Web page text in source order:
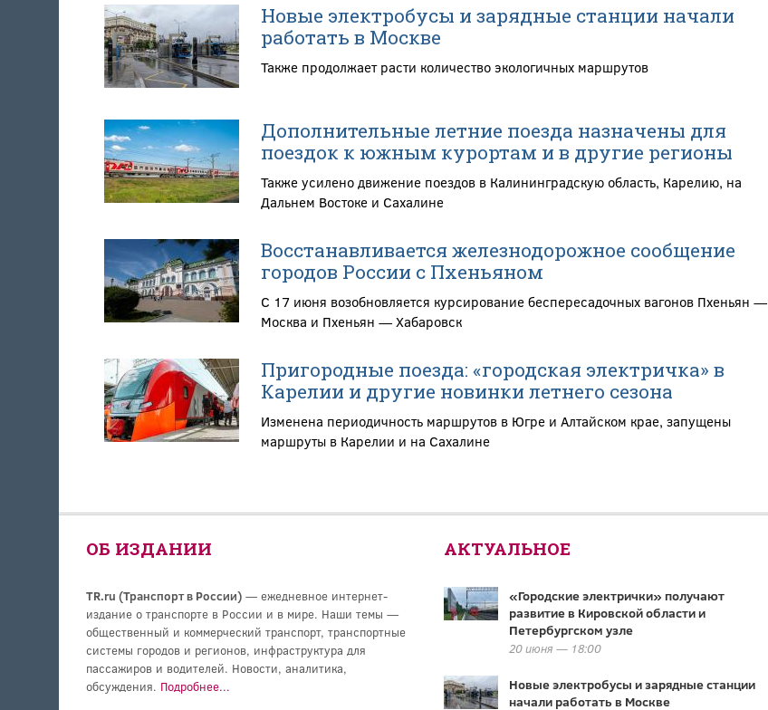
Новые электробусы и зарядные станции начали
работать в Москве
Также продолжает расти количество экологичных маршрутов
Дополнительные летние поезда назначены для
поездок к южным курортам и в другие регионы
Также усилено движение поездов в Калининградскую область, Карелию, на
Дальнем Востоке и Сахалине
Восстанавливается железнодорожное сообщение
городов России с Пхеньяном
С 17 июня возобновляется курсирование беспересадочных вагонов Пхеньян —
Москва и Пхеньян — Хабаровск
Пригородные поезда: «городская электричка» в
Карелии и другие новинки летнего сезона
Изменена периодичность маршрутов в Югре и Алтайском крае, запущены
маршруты в Карелии и на Сахалине
ОБ ИЗДАНИИ
TR.ru (Транспорт в России)— ежедневное интернет-
издание о транспорте в России и в мире. Наши темы —
общественный и коммерческий транспорт, транспортные
системы городов и регионов, инфраструктура для
пассажиров и водителей. Новости, аналитика,
обсуждения. Подробнее...
АКТУАЛЬНОЕ
«Городские электрички» получают
развитие в Кировской области и
Петербургском узле
20 июня — 18:00
Новые электробусы и зарядные станции
начали работать в Москве